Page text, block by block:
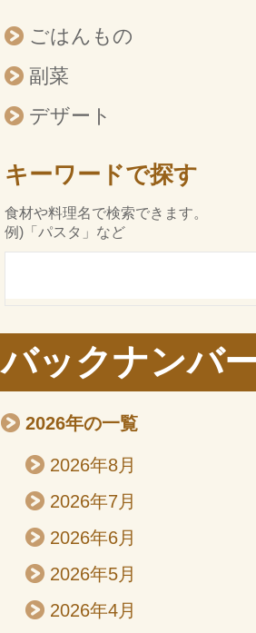
ごはんもの
副菜
デザート
キーワードで探す
食材や料理名で検索できます。
例)「パスタ」など
バックナンバ
2026年の一覧
2026年8月
2026年7月
2026年6月
2026年5月
2026年4月